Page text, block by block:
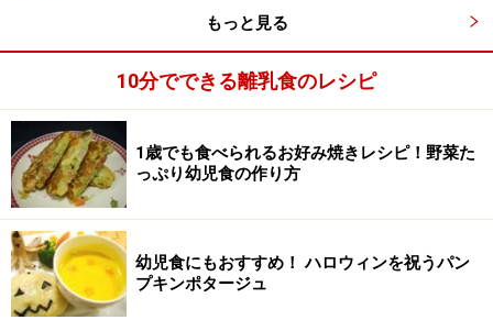
もっと見る
10分でできる離乳食のレシピ
1歳でも食べられるお好み焼きレシピ！野菜た
っぷり幼児食の作り方
幼児食にもおすすめ！ ハロウィンを祝うパン
プキンポタージュ